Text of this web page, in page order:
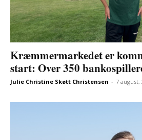
Kræmmermarkedet er
start: Over 350
Julie Christine Skøtt Christensen - 7 august,